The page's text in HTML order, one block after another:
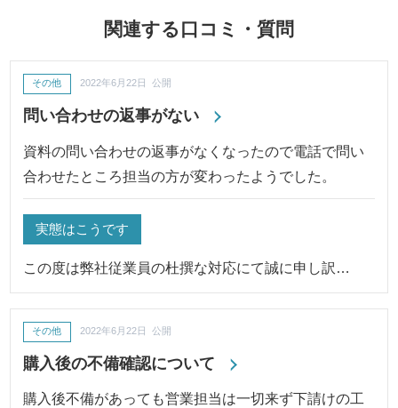
関連する口コミ・質問
問い合わせの返事がない
その他 2022年6月22日 公開
資料の問い合わせの返事がなくなったので電話で問い
合わせたところ担当の方が変わったようでした。
実態はこうです
この度は弊社従業員の杜撰な対応にて誠に申し訳…
購入後の不備確認について
その他 2022年6月22日 公開
購入後不備があっても営業担当は一切来ず下請けの工